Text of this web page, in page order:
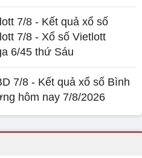
7/8 - Kết quả xổ số
7/8 - Xổ số Vietlott
6/45 thứ Sáu
7/8 - Kết quả xổ số Bình
hôm nay 7/8/2026